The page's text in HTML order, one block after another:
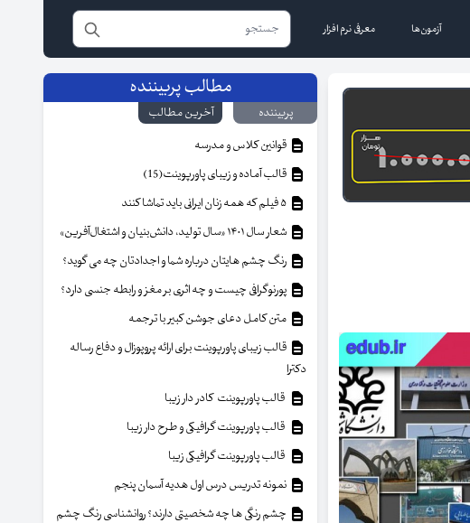
آزمون‌ها معرفی نرم افزار
مطالب پربیننده
پربیننده
آخرین مطالب
قوانین کلاس و مدرسه
قالب آماده و زیبای پاورپوینت(15)
شعار سال ۱۴۰۱ «سال تولید، دانش‌بنیان و اشتغال‌آفرین»
رنگ چشم هایتان درباره شما و اجدادتان چه می گوید؟
پورنوگرافی چیست و چه اثری بر مغز و رابطه جنسی دارد؟
متن کامل دعای جوشن کبیر با ترجمه
قالب زیبای پاورپوینت برای ارائه پروپوزال و دفاع رساله
دکترا
قالب پاورپوینت کادر دار زیبا
قالب پاورپوینت گرافیکی و طرح دار زیبا
قالب پاورپوینت گرافیکی زیبا
نمونه تدریس درس اول هدیه آسمان پنجم
چشم رنگی ها چه شخصیتی دارند؟ روانشناسی رنگ چشم